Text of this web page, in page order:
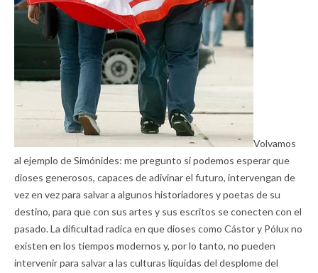
Volvamos
al ejemplo de Simónides: me pregunto si podemos esperar que
dioses generosos, capaces de adivinar el futuro, intervengan de
vez en vez para salvar a algunos historiadores y poetas de su
destino, para que con sus artes y sus escritos se conecten con el
pasado. La dificultad radica en que dioses como Cástor y Pólux no
existen en los tiempos modernos y, por lo tanto, no pueden
intervenir para salvar a las culturas líquidas del desplome del